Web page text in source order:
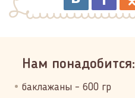
Нам понадобится:
баклажаны – 600 гр